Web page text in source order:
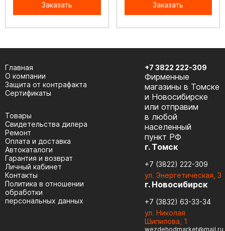
Заказать Заказать
Главная
О компании
Защита от контрафакта
Сертификаты
Товары
Cвидетельства дилера
Ремонт
Оплата и доставка
Автокаталоги
Гарантия и возврат
Личный кабинет
Контакты
Политика в отношении
обработки
персональных данных
+7 3822 222-309
Фирменные
магазины в Томске
и Новосибирске
или отправим
в любой
населенный
пункт РФ
г. Томск
+7 (3822) 222-309
ул. Энергетическая, 3
г. Новосибирск
+7 (3832) 63-33-34
ул. Николая
Шипилова, 1
wezdehodmarket@mail.ru